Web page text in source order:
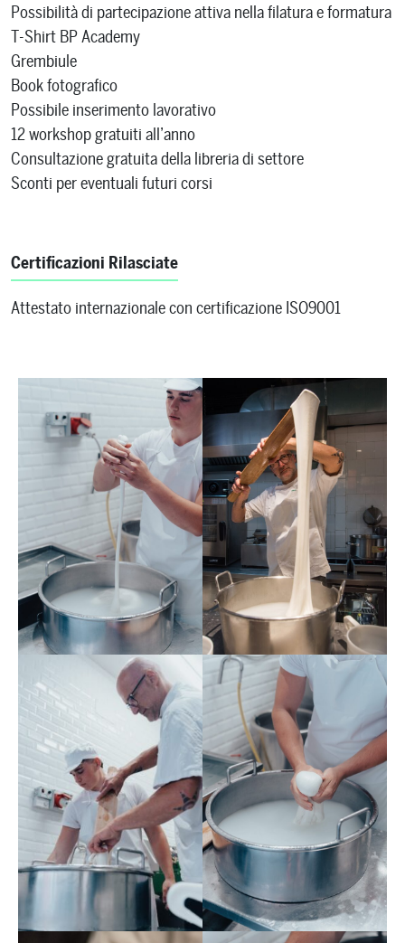
Possibilità di partecipazione attiva nella filatura e formatura
T-Shirt BP Academy
Grembiule
Book fotografico
Possibile inserimento lavorativo
12 workshop gratuiti all’anno
Consultazione gratuita della libreria di settore
Sconti per eventuali futuri corsi
Certificazioni Rilasciate
Attestato internazionale con certificazione ISO9001